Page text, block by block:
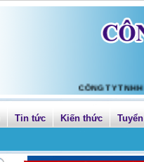
CÔNG TY TNHH
Tin tức Kiến thức